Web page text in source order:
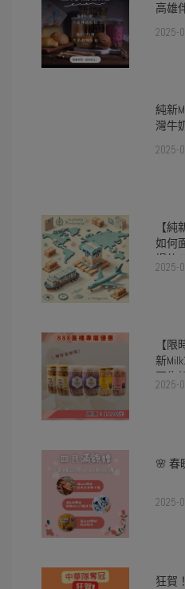
高雄
2025-
純新
灣牛
2025-
【
如何
場的
2025-
【
新
因告
2025-
🌸 春
2025-
狂賀